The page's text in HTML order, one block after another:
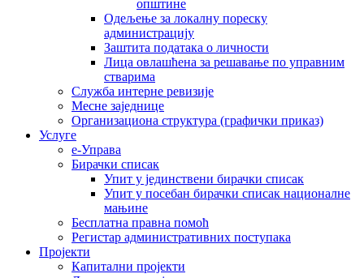
општине
Одељење за локалну пореску
администрацију
Заштита података о личности
Лица овлашћена за решавање по управним
стварима
Служба интерне ревизије
Месне заједнице
Организациона структура (графички приказ)
Услуге
е-Управа
Бирачки списак
Упит у јединствени бирачки списак
Упит у посебан бирачки списак националне
мањине
Бесплатна правна помоћ
Регистар административних поступака
Пројекти
Капитални пројекти